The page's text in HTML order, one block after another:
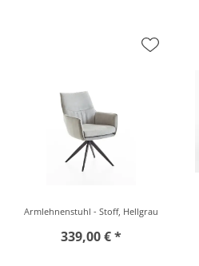
Armlehnenstuhl - Stoff, Hellgrau
339,00 € *